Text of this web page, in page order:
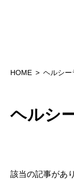
HOME ヘルシー
ヘルシ
該当の記事があ